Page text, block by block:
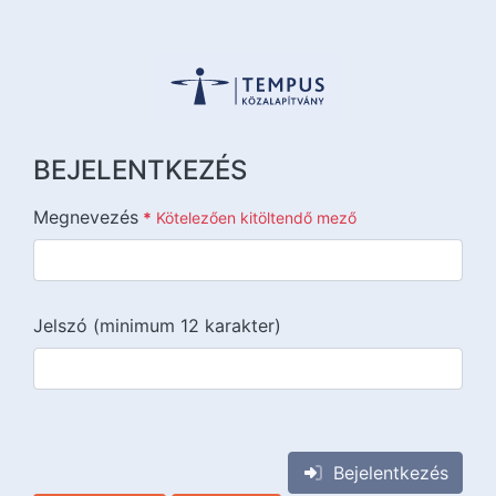
BEJELENTKEZÉS
Megnevezés * Kötelezően kitöltendő mező
Jelszó (minimum 12 karakter)
Bejelentkezés